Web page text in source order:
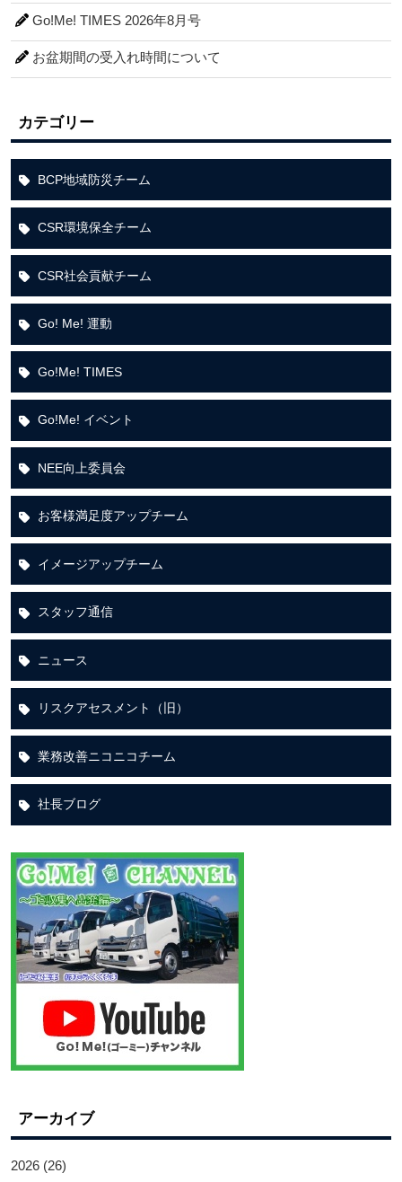
Go!Me! TIMES 2026年8月号
お盆期間の受入れ時間について
カテゴリー
BCP地域防災チーム
CSR環境保全チーム
CSR社会貢献チーム
Go! Me! 運動
Go!Me! TIMES
Go!Me! イベント
NEE向上委員会
お客様満足度アップチーム
イメージアップチーム
スタッフ通信
ニュース
リスクアセスメント（旧）
業務改善ニコニコチーム
社長ブログ
アーカイブ
2026 (26)